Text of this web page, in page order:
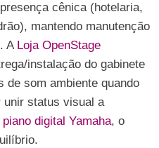
cênica (hotelaria,
mantendo manutenção
A Loja OpenStage
instalação do gabinete
de som ambiente quando
unir status visual a
piano digital Yamaha, o